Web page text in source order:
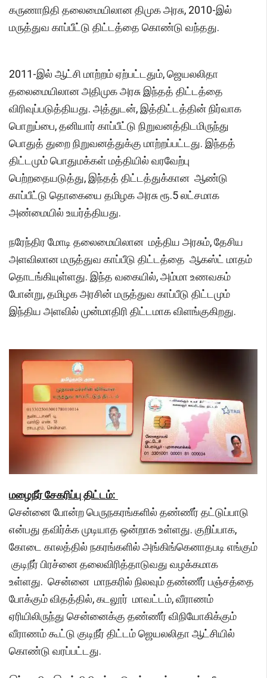
கருணாநிதி தலைமையிலான திமுக அரசு, 2010-இல்
மருத்துவ காப்பீட்டு திட்டத்தை கொண்டு வந்தது.
2011-இல் ஆட்சி மாற்றம் ஏற்பட்டதும், ஜெயலலிதா
தலைமையிலான அதிமுக அரசு இந்தத் திட்டத்தை
விரிவுப்படுத்தியது. அத்துடன், இத்திட்டத்தின் நிர்வாக
பொறுப்பை, தனியார் காப்பீட்டு நிறுவனத்திடமிருந்து
பொதுத் துறை நிறுவனத்துக்கு மாற்றப்பட்டது. இந்தத்
திட்டமும் பொதுமக்கள் மத்தியில் வரவேற்பு
பெற்றதையடுத்து, இந்தத் திட்டத்துக்கான ஆண்டு
காப்பீட்டு தொகையை தமிழக அரசு ரூ.5 லட்சமாக
அண்மையில் உயர்த்தியது.
நரேந்திர மோடி தலைமையிலான மத்திய அரசும், தேசிய
அளவிலான மருத்துவ காப்பீடு திட்டத்தை ஆகஸ்ட் மாதம்
தொடங்கியுள்ளது. இந்த வகையில், அம்மா உணவகம்
போன்று, தமிழக அரசின் மருத்துவ காப்பீடு திட்டமும்
இந்திய அளவில் முன்மாதிரி திட்டமாக விளங்குகிறது.
மழைநீர் சேகரிப்பு திட்டம்:
சென்னை போன்ற பெருநகரங்களில் தண்ணீர் தட்டுப்பாடு
என்பது தவிர்க்க முடியாத ஒன்றாக உள்ளது. குறிப்பாக,
கோடை காலத்தில் நகரங்களில் அங்கிங்கெனாதபடி எங்கும்
குடிநீர் பிரச்னை தலைவிரித்தாடுவது வழக்கமாக
உள்ளது. சென்னை மாநகரில் நிலவும் தண்ணீர் பஞ்சத்தை
போக்கும் விதத்தில், கடலூர் மாவட்டம், வீராணம்
ஏரியிலிருந்து சென்னைக்கு தண்ணீர் விநியோகிக்கும்
வீராணம் கூட்டு குடிநீர் திட்டம் ஜெயலலிதா ஆட்சியில்
கொண்டு வரப்பட்டது.